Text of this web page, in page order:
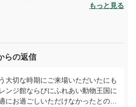
もっと見る
らの返信
大切な時期にご来場いただいたにも
ンジ館ならびにふれあい動物王国に
にお過ごしいただけなかったとのこ